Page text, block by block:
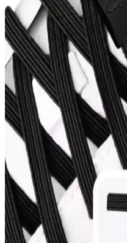
Erkek Günlük
Edilen Ayakkabı
Erkekler için konforlu ve sık
tasarım ve kullanım alanlarına
günlük hareketleri destekler.
Bambi Kadın
Bir Arada Sunan
Bambi kadın sandaletleri,
Hafif, suya dayanıklı ve çeşitli
vazgeçilmez tercihi olur.
Kadın Spor
Performans Kriterleri
Kadın spor ayakkabıları,
gibi özellikleriyle spor ve
Performansı artıran tasarımlar,